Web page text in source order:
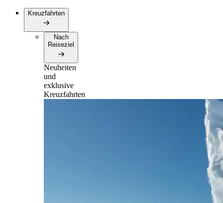
Kreuzfahrten
Nach
Reiseziel
Neuheiten
und
exklusive
Kreuzfahrten